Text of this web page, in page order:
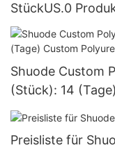
StückUS.0
Shuode Custom
(Stück): 14
Lieferanten
Preisliste für